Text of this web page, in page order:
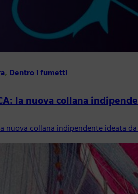
,Dentro i fumetti
la nuova collana
nuova collana indipendente ideata